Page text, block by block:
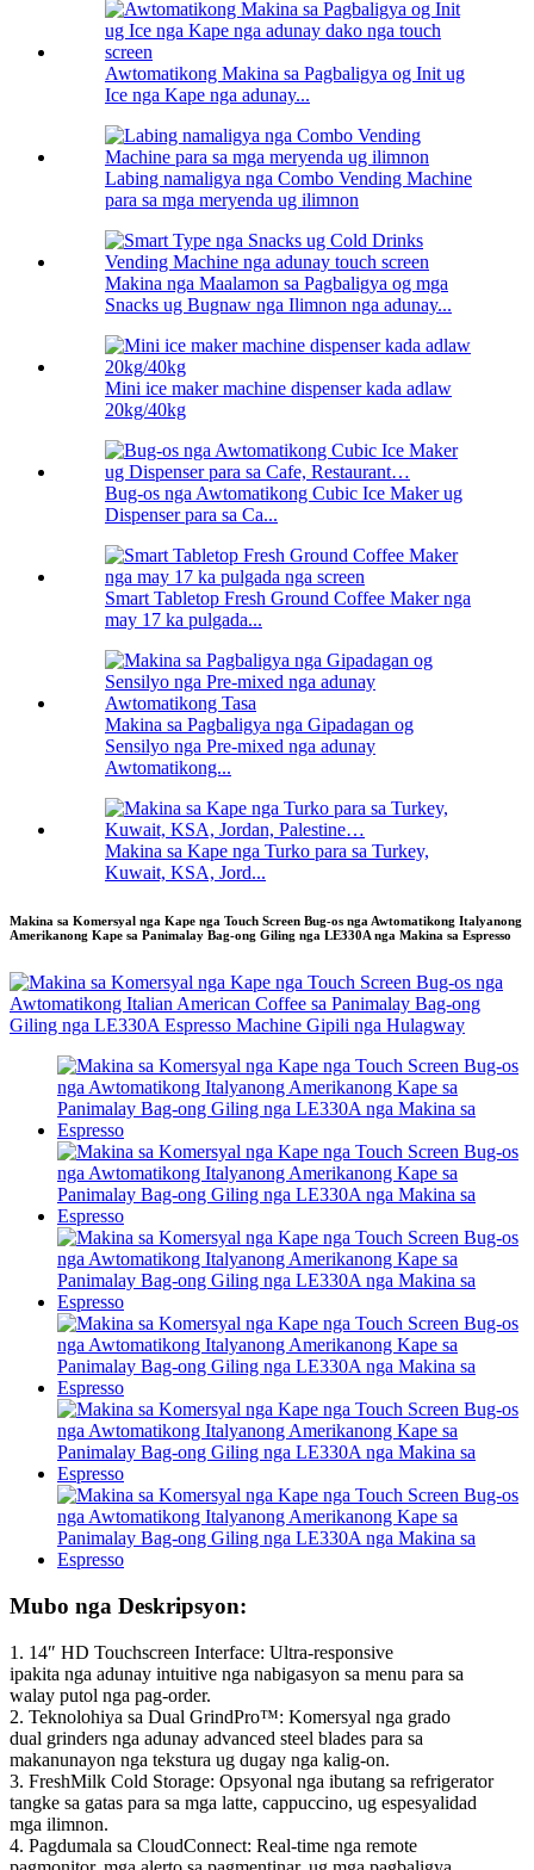
Awtomatikong Makina sa Pagbaligya og Init ug
Ice nga Kape nga adunay...
Labing namaligya nga Combo Vending Machine
para sa mga meryenda ug ilimnon
Makina nga Maalamon sa Pagbaligya og mga
Snacks ug Bugnaw nga Ilimnon nga adunay...
Mini ice maker machine dispenser kada adlaw
20kg/40kg
Bug-os nga Awtomatikong Cubic Ice Maker ug
Dispenser para sa Ca...
Smart Tabletop Fresh Ground Coffee Maker nga
may 17 ka pulgada...
Makina sa Pagbaligya nga Gipadagan og
Sensilyo nga Pre-mixed nga adunay
Awtomatikong...
Makina sa Kape nga Turko para sa Turkey,
Kuwait, KSA, Jord...
Makina sa Komersyal nga Kape nga Touch Screen Bug-os nga Awtomatikong Italyanong
Amerikanong Kape sa Panimalay Bag-ong Giling nga LE330A nga Makina sa Espresso
Mubo nga Deskripsyon:
1. 14″ HD Touchscreen Interface: Ultra-responsive
ipakita nga adunay intuitive nga nabigasyon sa menu para sa
walay putol nga pag-order.
2. Teknolohiya sa Dual GrindPro™: Komersyal nga grado
dual grinders nga adunay advanced steel blades para sa
makanunayon nga tekstura ug dugay nga kalig-on.
3. FreshMilk Cold Storage: Opsyonal nga ibutang sa refrigerator
tangke sa gatas para sa mga latte, cappuccino, ug espesyalidad
mga ilimnon.
4. Pagdumala sa CloudConnect: Real-time nga remote